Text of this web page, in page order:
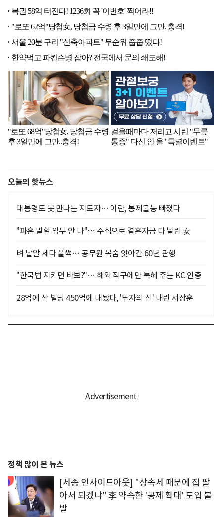
오늘의 핫뉴스
대통령도 못 만나는 지도자… 이란, 통제불능 빠졌다
"파혼 말할 엄두 안 나"… 주식으로 결혼자금 다 날린 女
벼 낱알 세다 풀썩… 공무원 목숨 앗아간 60년 관행
"한국법 지키면 바보?"… 해외 직구에만 특혜 주는 KC 인증
28억에 산 빌딩 450억에 내놨다, '투자의 신' 내린 서장훈
정책 많이 본 뉴스
[세종 인사이드아웃] "상속세 때문에 집 팔
아서 되겠냐" 李 약속한 '공제 확대' 도입 불
발